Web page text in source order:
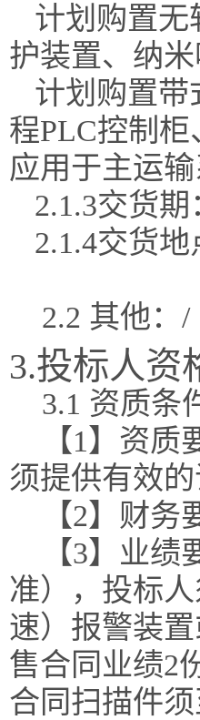
计划购置无
护装置、纳
计划购置带
程PLC控制
应用于主运输
2.1.3交货期
2.1.4交货地
2.2 其他：/
3.投标人资
3.1 资质条
【1】资
须提供有效的
【2】财务
【3】业
准），投标
速）报警装
售合同业绩2
合同扫描件